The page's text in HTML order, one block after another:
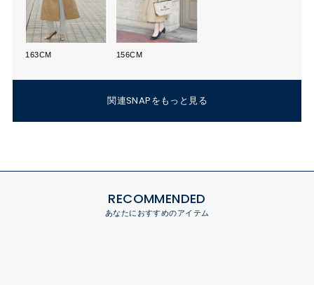
163CM 156CM
関連SNAPをもっと見る
RECOMMENDED
あなたにおすすめのアイテム